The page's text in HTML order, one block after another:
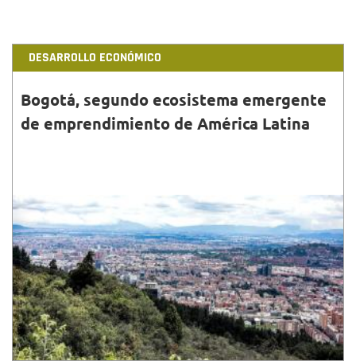
DESARROLLO ECONÓMICO
Bogotá, segundo ecosistema emergente
de emprendimiento de América Latina
30•JUN•2020
Publicación destaca las alternativas de financiación y
el acceso a mercados como dos de las mayores
fortalezas del ecosistema de emprendimiento de
Bogotá.